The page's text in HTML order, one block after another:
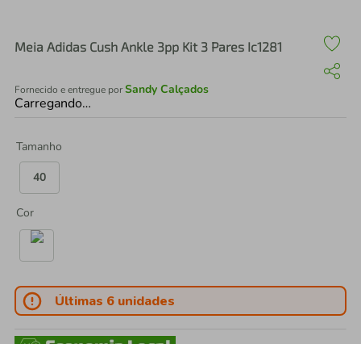
Meia Adidas Cush Ankle 3pp Kit 3 Pares Ic1281
Fornecido e entregue porSandy Calçados
Carregando…
Tamanho
40
Cor
Últimas 6 unidades